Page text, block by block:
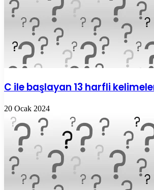
C ile başlayan 13 harfli
20 Ocak 2024